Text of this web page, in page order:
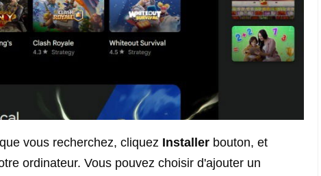
vous recherchez, cliquez Installer bouton, et
ordinateur. Vous pouvez choisir d'ajouter un